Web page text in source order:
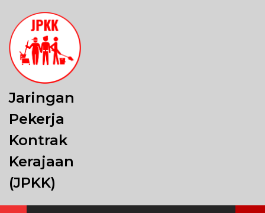
content
Jaringan
Pekerja
Kontrak
Kerajaan
(JPKK)